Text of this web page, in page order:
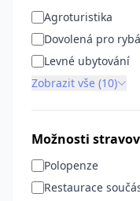
Agroturistika
Dovolená pro
Levné ubytování
Zobrazit vše (10)
Možnosti
Polopenze
Restaurace